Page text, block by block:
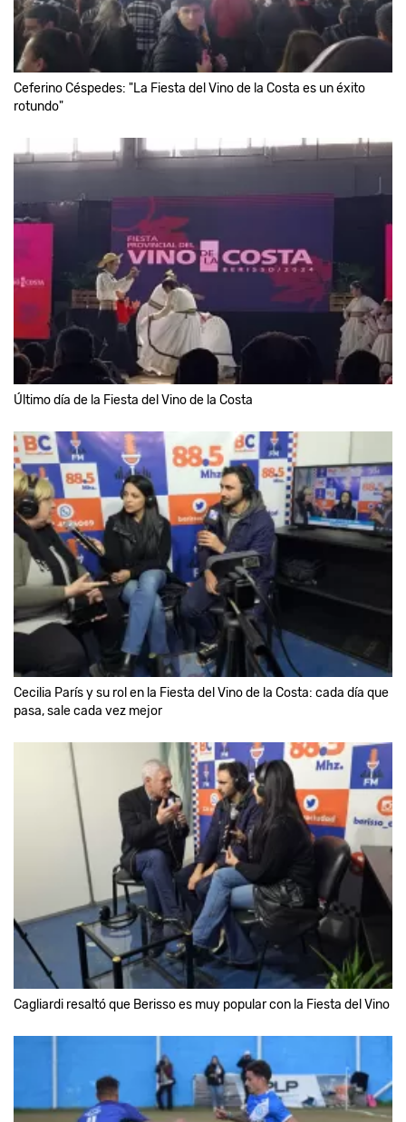
Ceferino Céspedes: "La Fiesta del Vino de la Costa es un éxito
rotundo"
Último día de la Fiesta del Vino de la Costa
Cecilia París y su rol en la Fiesta del Vino de la Costa: cada día que
pasa, sale cada vez mejor
Cagliardi resaltó que Berisso es muy popular con la Fiesta del Vino